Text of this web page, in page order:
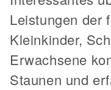
Leistungen der
Kleinkinder,
Erwachsene
Staunen und